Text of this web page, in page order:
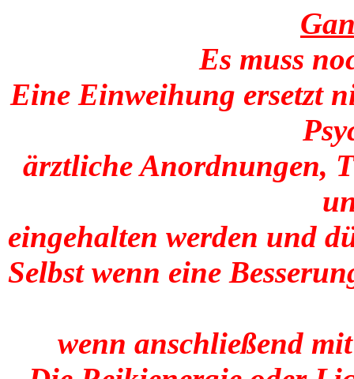
Es muss
Eine Einweihung ersetzt
ärztliche Anordnungen,
eingehalten werden und
Selbst wenn eine
wenn anschließend